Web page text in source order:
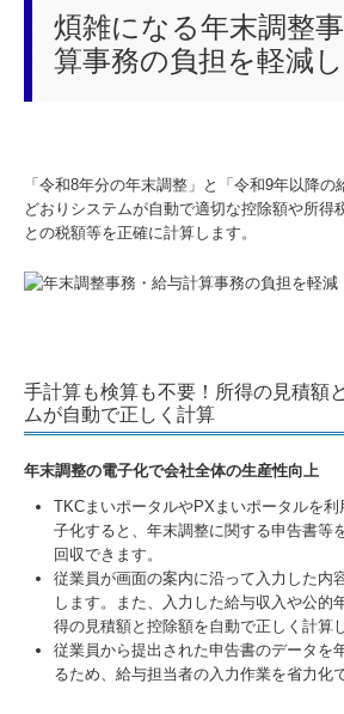
煩雑になる年末調整
算事務の負担を軽減
「令和8年分の年末調整」と「令和9年以降
どおりシステムが自動で適切な控除額や所得
との税額等を正確に計算します。
手計算も検算も不要！所得の見積額
ムが自動で正しく計算
年末調整の電子化で会社全体の生産性向上
TKCまいポータルやPXまいポータルを
子化すると、年末調整に関する申告書等
回収できます。
従業員が画面の案内に沿って入力した内
します。また、入力した給与収入や公的
得の見積額と控除額を自動で正しく計算
従業員から提出された申告書のデータを
るため、給与担当者の入力作業を省力化